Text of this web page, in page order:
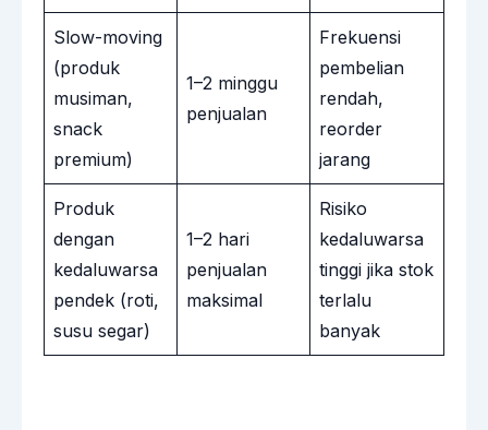
Slow-moving
(produk
musiman,
snack
premium)
1–2 minggu
penjualan
Frekuensi
pembelian
rendah,
reorder
jarang
Produk
dengan
kedaluwarsa
pendek (roti,
susu segar)
1–2 hari
penjualan
maksimal
Risiko
kedaluwarsa
tinggi jika stok
terlalu
banyak